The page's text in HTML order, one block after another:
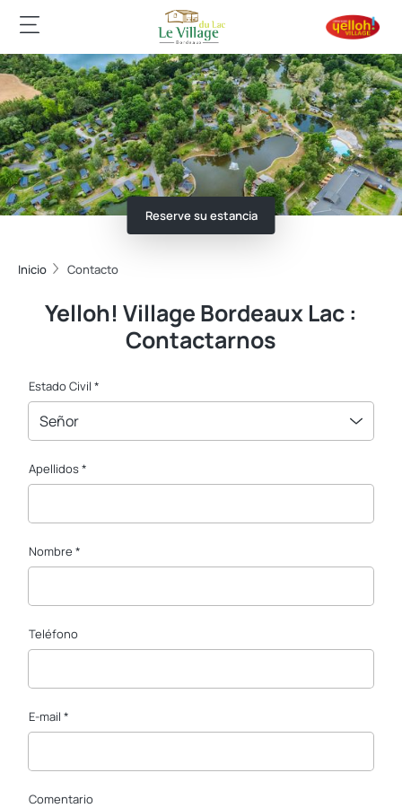
Reserve su estancia
Inicio Contacto
Yelloh! Village Bordeaux Lac :
Contactarnos
Estado Civil *
Señor
Apellidos *
Nombre *
Teléfono
E-mail *
Comentario